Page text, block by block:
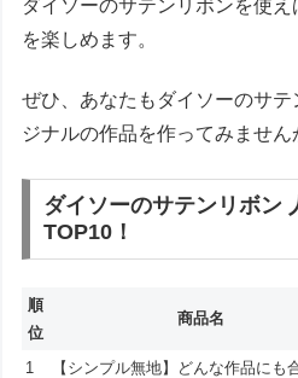
ダイソーのサテンリボンを使
を楽しめます。
ぜひ、あなたもダイソーのサテ
ジナルの作品を作ってみません
ダイソーのサテンリボン
TOP10！
順
位
商品名
1
【シンプル無地】どんな作品にも